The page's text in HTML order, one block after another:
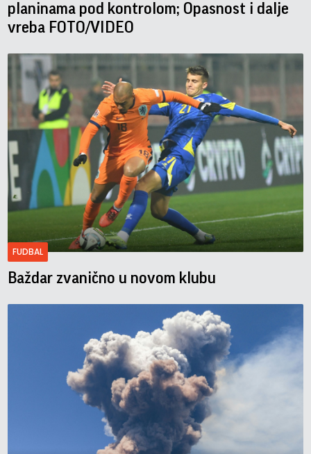
planinama pod kontrolom; Opasnost i dalje
vreba FOTO/VIDEO
FUDBAL
Baždar zvanično u novom klubu